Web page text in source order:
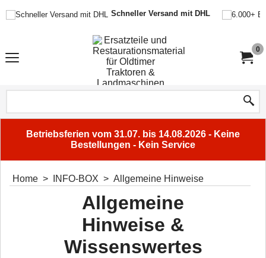
Schneller Versand mit DHL
0
Betriebsferien vom 31.07. bis 14.08.2026 - Keine
Bestellungen - Kein Service
Home > INFO-BOX > Allgemeine Hinweise
Allgemeine
Hinweise &
Wissenswertes